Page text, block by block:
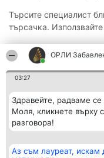
ОРЛИ
03:27
Здравейте, радваме
Моля, кликнете върху
разговора!
Аз съм лауреат, искам
Търсите специалист
търсачка.
Организатор на